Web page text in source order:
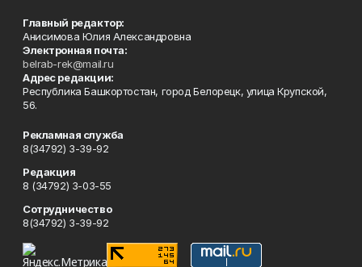
Главный редактор:
Анисимова Юлия Александровна
Электронная почта:
belrab-rek@mail.ru
Адрес редакции:
Республика Башкортостан, город Белорецк, улица Крупской,
56.
Рекламная служба
8(34792) 3-39-92
Редакция
8 (34792) 3-03-55
Сотрудничество
8(34792) 3-39-92